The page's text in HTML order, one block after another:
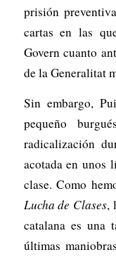
prisión
cartas en las
Govern cuanto
de la Generalitat
Sin embargo,
pequeño
radicalización
acotada en unos
clase. Como
Lucha de Clases,
catalana es una
últimas